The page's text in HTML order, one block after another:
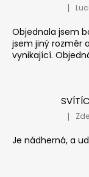
|
Objednala jsem
jsem jiný rozměr
vynikající.
|
Je nádherná, a